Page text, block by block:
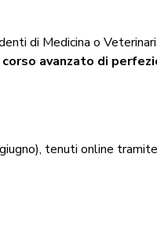
di Medicina o
corso avanzato di
tenuti online